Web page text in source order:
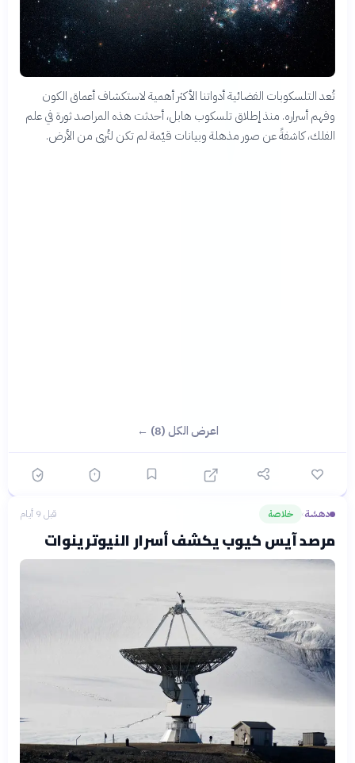
تُعد التلسكوبات الفضائية أدواتنا الأكثر أهمية لاستكشاف أعماق الكون
وفهم أسراره. منذ إطلاق تلسكوب هابل، أحدثت هذه المراصد ثورة في علم
الفلك، كاشفةً عن صور مذهلة وبيانات قيّمة لم تكن لتُرى من الأرض.
اعرض الكل (8) ←
دهشة› خلاصة قبل 9 أيام
مرصد آيس كيوب يكشف أسرار النيوترينوات